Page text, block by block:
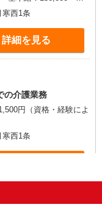
〜10,000円 調整手
改善等手当：
業代なし 通勤手当：
円） 夜勤手当：
〜50,000円 早・
（前年度実績） 試
西1条
詳細を見る
の介護業務
円（資格・経験によ
西1条